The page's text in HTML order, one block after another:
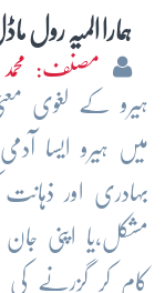
ہمارا المیہ رول
مصنف:
ہیرو کے لغوی
میں ہیرو ایسا
بہادری اور
مشکل،یا اپنی
کام کر گزرنے کی